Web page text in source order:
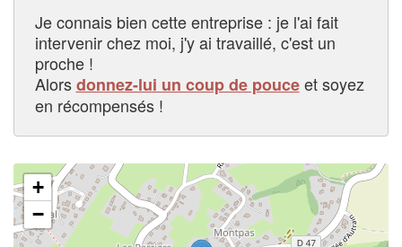
Je connais bien cette entreprise : je l'ai fait
intervenir chez moi, j'y ai travaillé, c'est un
proche !
Alorsdonnez-lui un coup de pouceet soyez
en récompensés !
+
−